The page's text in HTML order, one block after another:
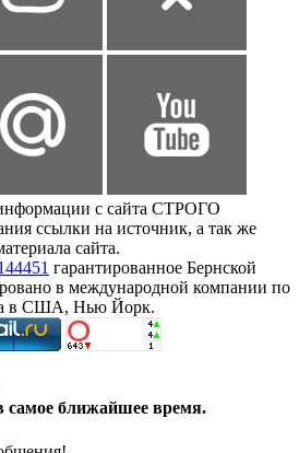
с сайта СТРОГО
ссылки на источник, а так же
сайта.
гарантированное Бернской
в международной компании по
в США, Нью Йорк.
ближайшее время.